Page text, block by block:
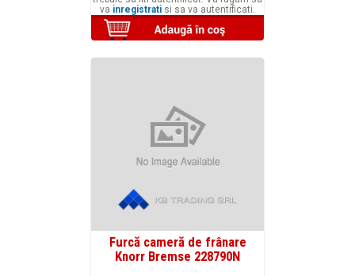
va inregistrati si sa va autentificati.
Furcă cameră de frânare
Knorr Bremse 228790N